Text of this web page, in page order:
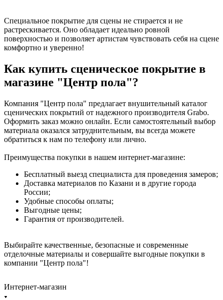
Специальное покрытие для сцены не стирается и не
растрескивается. Оно обладает идеально ровной
поверхностью и позволяет артистам чувствовать себя на сцене
комфортно и уверенно!
Как купить сценическое покрытие в
магазине "Центр пола"?
Компания "Центр пола" предлагает внушительный каталог
сценических покрытий от надежного производителя Grabo.
Оформить заказ можно онлайн. Если самостоятельный выбор
материала оказался затруднительным, вы всегда можете
обратиться к нам по телефону или лично.
Преимущества покупки в нашем интернет-магазине:
Бесплатный выезд специалиста для проведения замеров;
Доставка материалов по Казани и в другие города
России;
Удобные способы оплаты;
Выгодные цены;
Гарантия от производителей.
Выбирайте качественные, безопасные и современные
отделочные материалы и совершайте выгодные покупки в
компании "Центр пола"!
Интернет-магазин